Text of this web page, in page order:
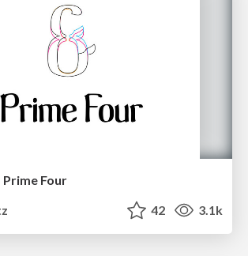
Prime Four
42 3.1k